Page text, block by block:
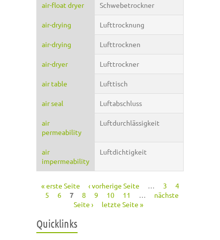
air-float dryer Schwebetrockner
air-drying Lufttrocknung
air-drying Lufttrocknen
air-dryer Lufttrockner
air table Lufttisch
air seal Luftabschluss
air
permeability
Luftdurchlässigkeit
air
impermeability
Luftdichtigkeit
Seiten
« erste Seite ‹ vorherige Seite … 3
4
5
6 7 8 9 10 11 …
nächste
Seite ›
letzte Seite »
Quicklinks